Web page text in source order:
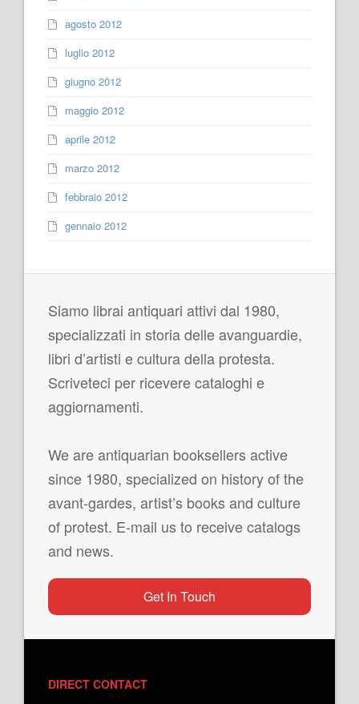
agosto 2012
luglio 2012
giugno 2012
maggio 2012
aprile 2012
marzo 2012
febbraio 2012
gennaio 2012
Siamo librai antiquari attivi dal 1980,
specializzati in storia delle avanguardie,
libri d’artisti e cultura della protesta.
Scriveteci per ricevere cataloghi e
aggiornamenti.
We are antiquarian booksellers active
since 1980, specialized on history of the
avant-gardes, artist’s books and culture
of protest. E-mail us to receive catalogs
and news.
Get In Touch
DIRECT CONTACT